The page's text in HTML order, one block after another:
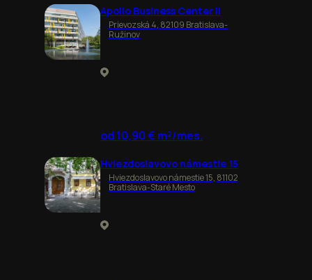
Apollo Business Center II
Prievozská 4, 82109 Bratislava-
Ružinov
od 10,90 € m²/mes.
Hviezdoslavovo námestie 15
Hviezdoslavovo námestie 15, 81102
Bratislava-Staré Mesto